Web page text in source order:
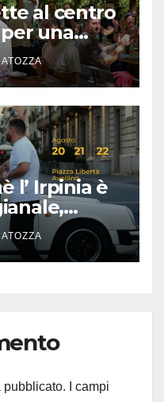
al centro
una
del
l’ Irpinia è
Avellino
pubblicato.
I campi